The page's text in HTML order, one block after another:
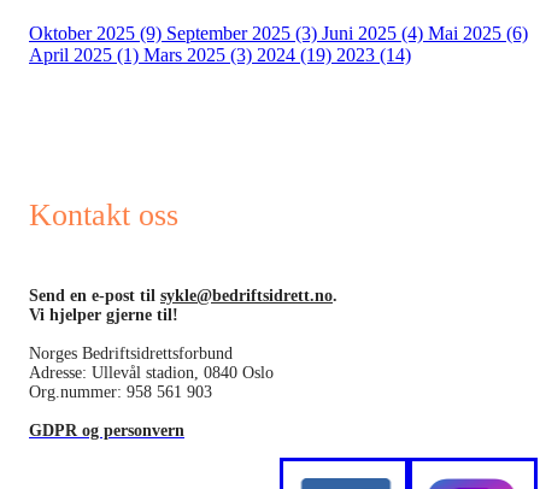
Oktober 2025 (9) September 2025 (3) Juni 2025 (4) Mai 2025 (6)
April 2025 (1) Mars 2025 (3) 2024 (19) 2023 (14)
Kontakt oss
Send en e-post til sykle@bedriftsidrett.no.
Vi hjelper gjerne til!
Norges Bedriftsidrettsforbund
Adresse: Ullevål stadion, 0840 Oslo
Org.nummer: 958 561 903
GDPR og personvern